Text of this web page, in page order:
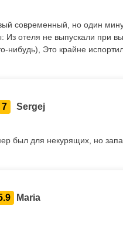
современный, но один
Из отеля не выпускали при
нибудь), Это крайне
7 Sergej
был для некурящих, но
Maria